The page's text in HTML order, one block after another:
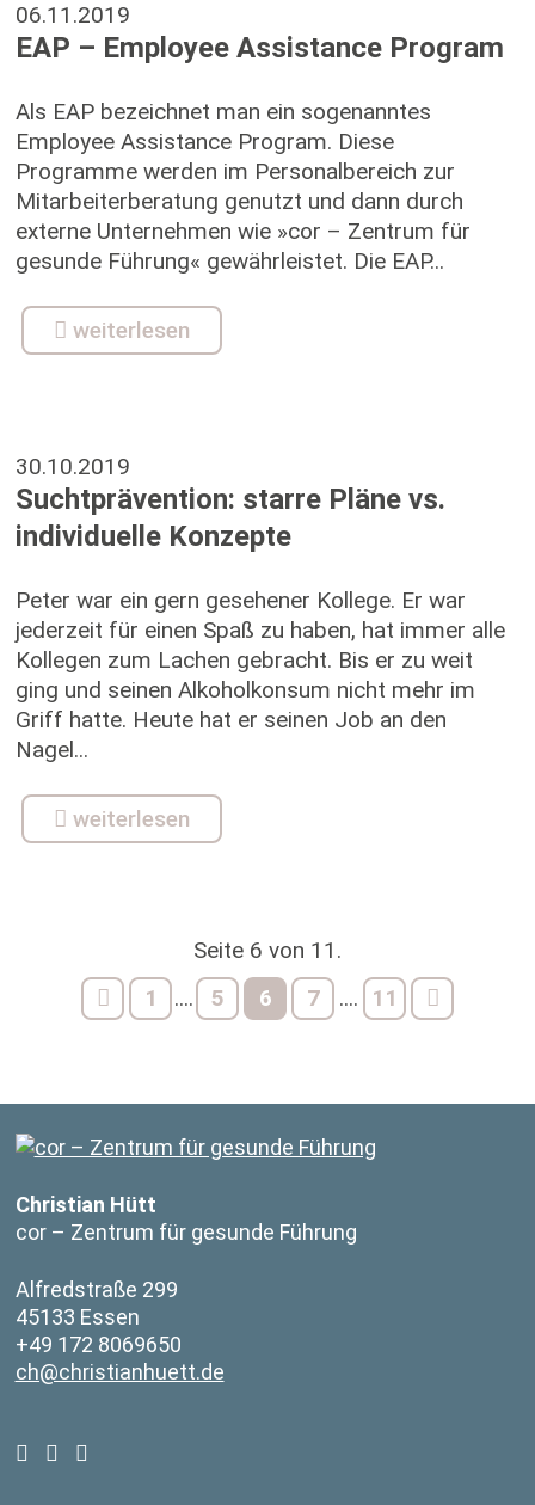
06.11.2019
EAP – Employee Assistance Program
Als EAP bezeichnet man ein sogenanntes
Employee Assistance Program. Diese
Programme werden im Personalbereich zur
Mitarbeiterberatung genutzt und dann durch
externe Unternehmen wie »cor – Zentrum für
gesunde Führung« gewährleistet. Die EAP...
weiterlesen
30.10.2019
Suchtprävention: starre Pläne vs.
individuelle Konzepte
Peter war ein gern gesehener Kollege. Er war
jederzeit für einen Spaß zu haben, hat immer alle
Kollegen zum Lachen gebracht. Bis er zu weit
ging und seinen Alkoholkonsum nicht mehr im
Griff hatte. Heute hat er seinen Job an den
Nagel...
weiterlesen
Seite 6 von 11.
1
.... 5 6 7 .... 11
Christian Hütt
cor – Zentrum für gesunde Führung
Alfredstraße 299
45133 Essen
+49 172 8069650
ch@christianhuett.de